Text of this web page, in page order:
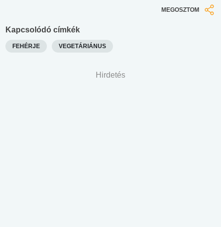
MEGOSZTOM
Kapcsolódó címkék
FEHÉRJE VEGETÁRIÁNUS
Hirdetés